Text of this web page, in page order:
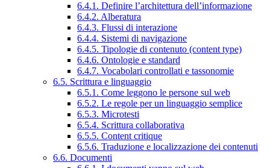
6.4.1. Definire l’architettura dell’informazione
6.4.2. Alberatura
6.4.3. Flussi di interazione
6.4.4. Sistemi di navigazione
6.4.5. Tipologie di contenuto (content type)
6.4.6. Ontologie e standard
6.4.7. Vocabolari controllati e tassonomie
6.5. Scrittura e linguaggio
6.5.1. Come leggono le persone sul web
6.5.2. Le regole per un linguaggio semplice
6.5.3. Microtesti
6.5.4. Scrittura collaborativa
6.5.5. Content critique
6.5.6. Traduzione e localizzazione dei contenuti
6.6. Documenti